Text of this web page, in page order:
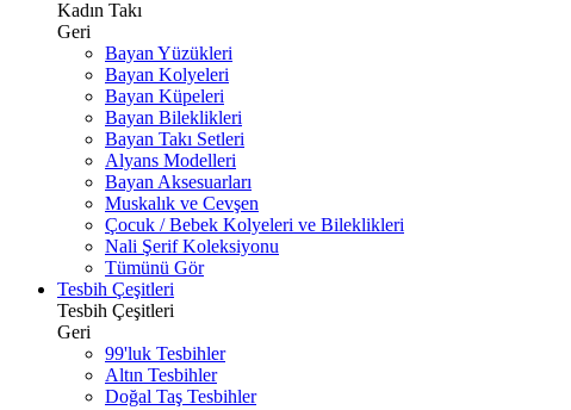
Kadın Takı
Geri
Bayan Yüzükleri
Bayan Kolyeleri
Bayan Küpeleri
Bayan Bileklikleri
Bayan Takı Setleri
Alyans Modelleri
Bayan Aksesuarları
Muskalık ve Cevşen
Çocuk / Bebek Kolyeleri ve Bileklikleri
Nali Şerif Koleksiyonu
Tümünü Gör
Tesbih Çeşitleri
Tesbih Çeşitleri
Geri
99'luk Tesbihler
Altın Tesbihler
Doğal Taş Tesbihler